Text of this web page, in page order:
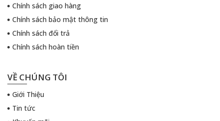
Chính sách giao hàng
Chính sách bảo mật thông tin
Chính sách đổi trả
Chính sách hoàn tiền
VỀ CHÚNG TÔI
Giới Thiệu
Tin tức